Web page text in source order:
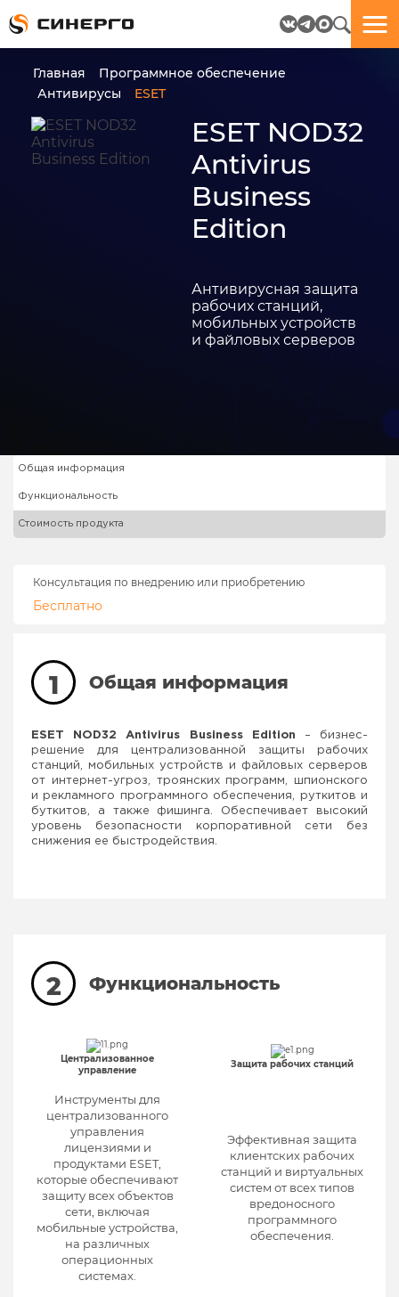
Главная
Программное обеспечение
Антивирусы
ESET
ESET NOD32
Antivirus
Business
Edition
Антивирусная защита
рабочих станций,
мобильных устройств
и файловых серверов
1 Общая информация
ESET NOD32 Antivirus Business Edition – бизнес-
решение для централизованной защиты рабочих
станций, мобильных устройств и файловых серверов
от интернет-угроз, троянских программ, шпионского
и рекламного программного обеспечения, руткитов и
буткитов, а также фишинга. Обеспечивает высокий
уровень безопасности корпоративной сети без
снижения ее быстродействия.
2 Функциональность
Централизованное
управление
Защита рабочих станций
Инструменты для
централизованного
управления
лицензиями и
продуктами ESET,
которые обеспечивают
защиту всех объектов
сети, включая
мобильные устройства,
на различных
операционных
системах.
Эффективная защита
клиентских рабочих
станций и виртуальных
систем от всех типов
вредоносного
программного
обеспечения.
Общая информация
Функциональность
Стоимость продукта
Консультация по внедрению или приобретению
Бесплатно
Отлично!
Данные
успешно
отправлены.
посмотрите
Отлично!
Бриф
отправлен.